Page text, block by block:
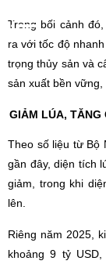
Trong bối cảnh
ra với tốc độ
trọng thủy sản và
sản xuất bền
GIẢM LÚA, TĂNG
Theo số liệu từ Bộ
gần đây, diện tích
giảm, trong khi
lên.
Riêng năm 2025,
khoảng 9 tỷ